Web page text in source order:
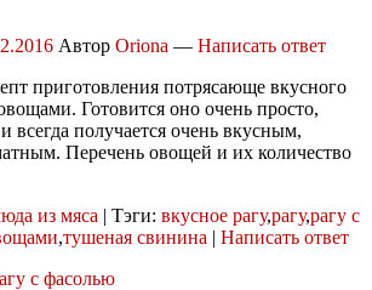
Автор Oriona — Написать ответ
приготовления потрясающе вкусного
Готовится оно очень просто,
всегда получается очень вкусным,
Перечень овощей и их количество
из мяса | Тэги: вкусное рагу,рагу,рагу с
,тушеная свинина | Написать ответ